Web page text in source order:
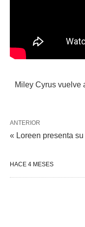
Miley Cyrus vuelve
ANTERIOR
« Loreen presenta
HACE 4 MESES